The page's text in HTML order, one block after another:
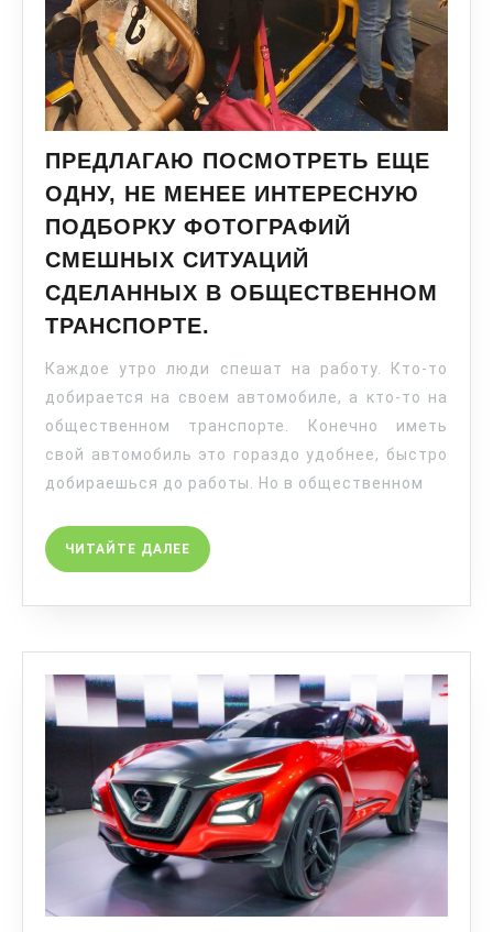
ПРЕДЛАГАЮ ПОСМОТРЕТЬ ЕЩЕ
ОДНУ, НЕ МЕНЕЕ ИНТЕРЕСНУЮ
ПОДБОРКУ ФОТОГРАФИЙ
СМЕШНЫХ СИТУАЦИЙ
СДЕЛАННЫХ В ОБЩЕСТВЕННОМ
ТРАНСПОРТЕ.
Каждое утро люди спешат на работу. Кто-то
добирается на своем автомобиле, а кто-то на
общественном транспорте. Конечно иметь
свой автомобиль это гораздо удобнее, быстро
добираешься до работы. Но в общественном
ЧИТАЙТЕ ДАЛЕЕ